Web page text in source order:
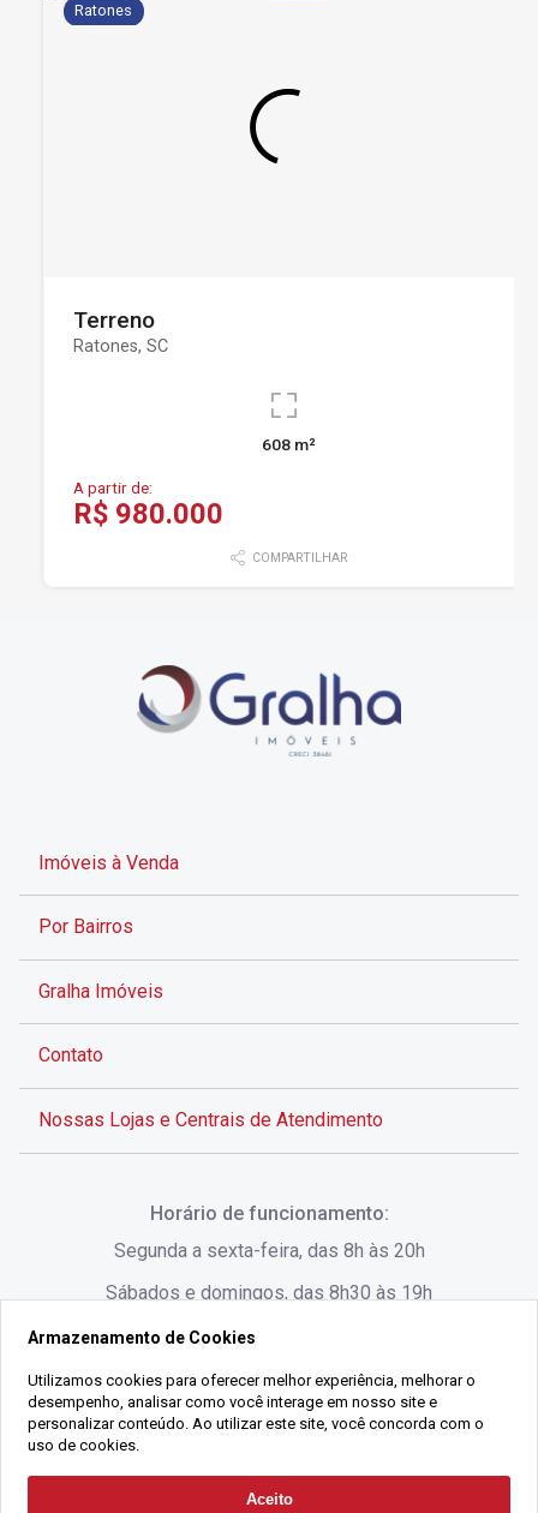
Solicitar Contato
Ratones
Terreno
Ratones, SC
608 m²
A partir de:
R$ 980.000
COMPARTILHAR
Imóveis à Venda
Por Bairros
Gralha Imóveis
Contato
Nossas Lojas e Centrais de Atendimento
Rua Lauro Linhares, 1080 - Trindade, Florianópolis -
SC
(48) 3220-1045
Horário de funcionamento:
Segunda a sexta-feira, das 8h às 20h
Sábados e domingos, das 8h30 às 19h
2021 Copyright - Gralha Imóveis CRECI 008060/O - Todos os direitos
Armazenamento de Cookies
Utilizamos cookies para oferecer melhor experiência, melhorar o
desempenho, analisar como você interage em nosso site e
personalizar conteúdo. Ao utilizar este site, você concorda com o
uso de cookies.
Aceito